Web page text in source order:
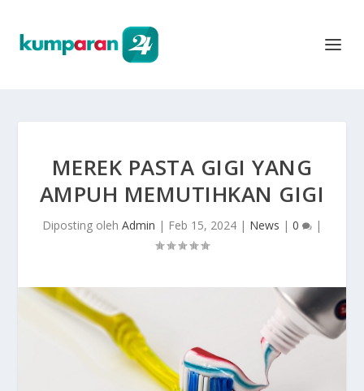
MEREK PASTA GIGI YANG
AMPUH MEMUTIHKAN GIGI
Diposting oleh Admin | Feb 15, 2024 | News | 0 |